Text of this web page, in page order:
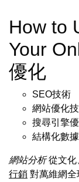
How to
Your
優化
SEO技術
網站優化
搜尋引擎
結構化數據
網站分析從文化
行銷 對萬維網